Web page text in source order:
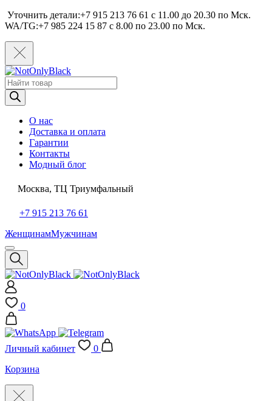
Уточнить детали:+7 915 213 76 61 c 11.00 до 20.30 по Мcк.
WA/TG:+7 985 224 15 87 c 8.00 по 23.00 по Мcк.
Поиск
товаров
О нас
Доставка и оплата
Гарантии
Контакты
Модный блог
Москва, ТЦ Триумфальный
+7 915 213 76 61
ЖенщинамМужчинам
0
Личный кабинет
0
Корзина